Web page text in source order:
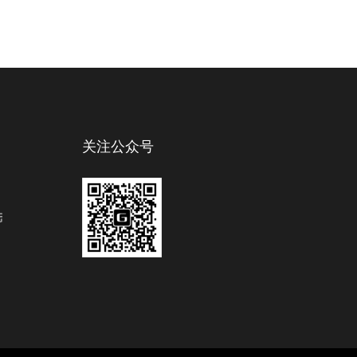
关注公众号